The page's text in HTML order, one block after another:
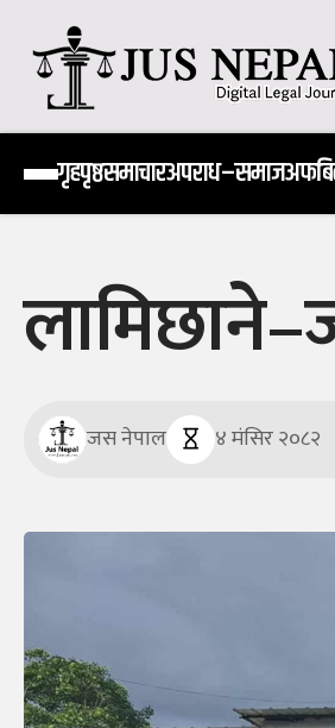
content
Jus Nepal | www.jusnepal.com
Digital Legal Journal
गृहपृष्ठसमाचारअपराध–समाज
जस नेपाल ४ मंसिर २०८२